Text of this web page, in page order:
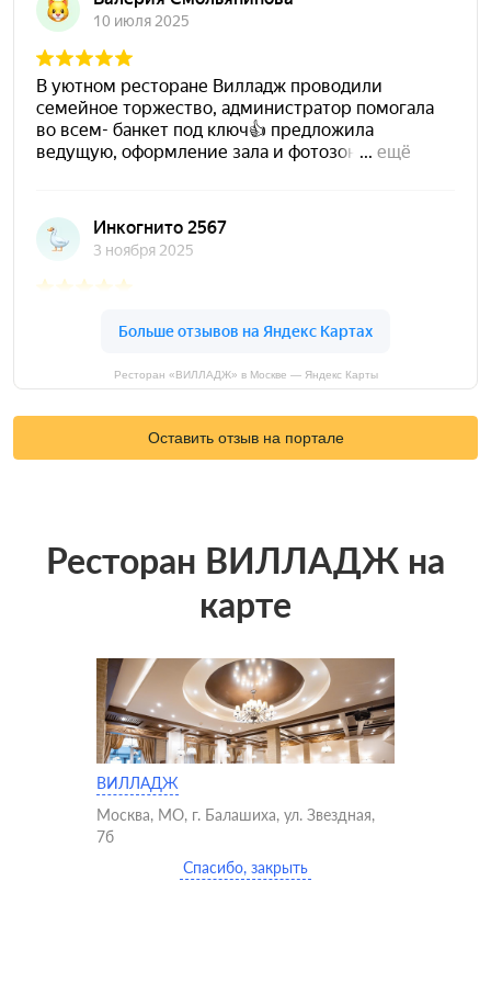
Ресторан «ВИЛЛАДЖ» в Москве — Яндекс Карты
Оставить отзыв на портале
Ресторан ВИЛЛАДЖ на
карте
ВИЛЛАДЖ
Москва, МО, г. Балашиха, ул. Звездная,
7б
Спасибо, закрыть